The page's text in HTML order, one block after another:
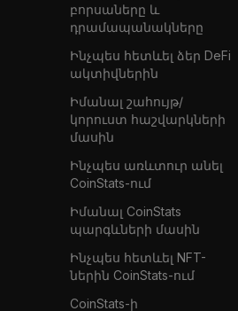
բորսաները և
դրամապանակները
Ինչպես հետևել ձեր DeFi
ակտիվներին
Իմանալ շահույթ/
կորուստ հաշվարկների
մասին
Ինչպես առևտուր անել
CoinStats-ում
Իմանալ CoinStats
պարգևների մասին
Ինչպես հետևել NFT-
ներին CoinStats-ում
CoinStats-ի